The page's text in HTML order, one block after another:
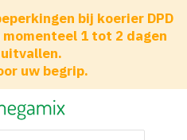
bij koerier DPD
1 tot 2 dagen
uw begrip.